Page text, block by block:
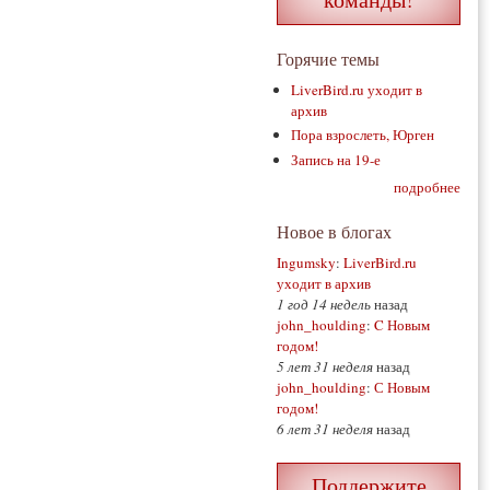
Горячие темы
LiverBird.ru уходит в
архив
Пора взрослеть, Юрген
Запись на 19-е
подробнее
Новое в блогах
Ingumsky: LiverBird.ru
уходит в архив
1 год 14 недельназад
john_houlding: C Новым
годом!
5 лет 31 неделяназад
john_houlding: С Новым
годом!
6 лет 31 неделяназад